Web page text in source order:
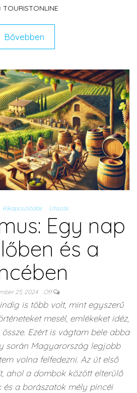
TOURISTONLINE
Bővebben
Kikapcsolódás Utazás
Egy nap
és a
25, 2024 Off
is több volt, mint egyszerű
mesél, emlékeket idéz,
Ezért is vágtam bele abba
során Magyarország legjobb
volna felfedezni. Az út első
ahol a dombok között elterülő
és a borászatok mély pincéi